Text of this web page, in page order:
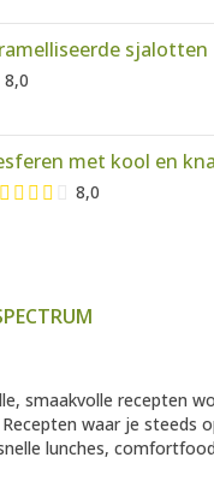
sjalotten
8,0
met kool en
8,0
smaakvolle recepten
waar je
lunches,